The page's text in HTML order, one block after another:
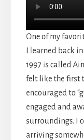
One of my
I learned back
1997 is called
felt like the first
encouraged to
engaged and
surroundings. I
arriving